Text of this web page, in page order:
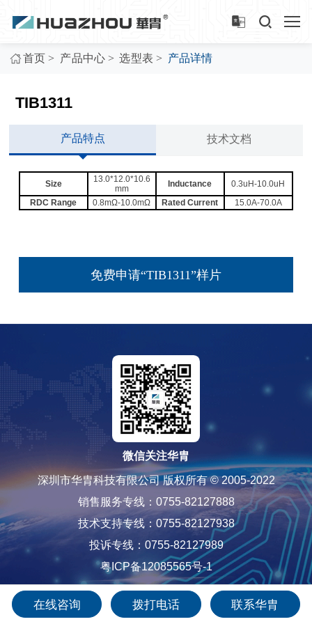
首页 > 产品中心 > 选型表 > 产品详情
TIB1311
产品特点 技术文档
Size
13.0*12.0*10.6
mm
Inductance
0.3uH-10.0uH
RDC Range
0.8mΩ-10.0mΩ Rated Current 15.0A-70.0A
免费申请“TIB1311”样片
微信关注华胄
深圳市华胄科技有限公司 版权所有 © 2005-2022
销售服务专线：0755-82127888
技术支持专线：0755-82127938
投诉专线：0755-82127989
粤ICP备12085565号-1
在线咨询 拨打电话 联系华胄